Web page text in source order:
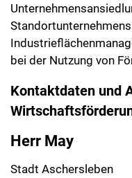
bei der Nutzung von
Kontaktdaten und
Herr May
Stadt Aschersleben